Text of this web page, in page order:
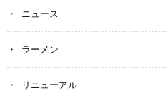
ニュース
ラーメン
リニューアル